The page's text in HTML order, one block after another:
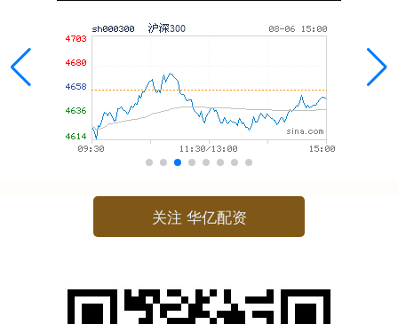
关注 华亿配资